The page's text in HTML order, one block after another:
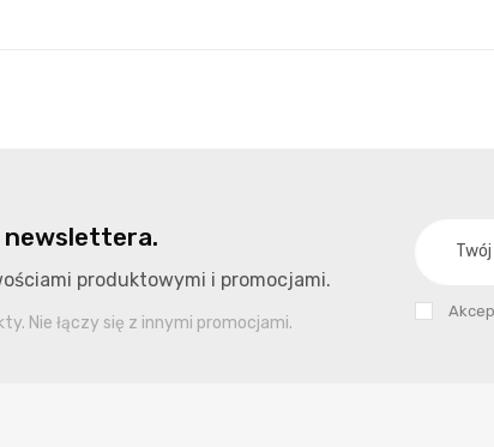
newslettera.
produktowymi i promocjami.
Nie łączy się z innymi promocjami.